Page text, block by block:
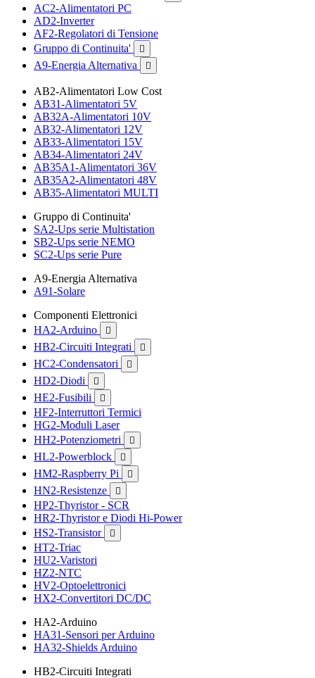
AC2-Alimentatori PC
AD2-Inverter
AF2-Regolatori di Tensione
Gruppo di Continuita'

A9-Energia Alternativa 
AB2-Alimentatori Low Cost
AB31-Alimentatori 5V
AB32A-Alimentatori 10V
AB32-Alimentatori 12V
AB33-Alimentatori 15V
AB34-Alimentatori 24V
AB35A1-Alimentatori 36V
AB35A2-Alimentatori 48V
AB35-Alimentatori MULTI
Gruppo di Continuita'
SA2-Ups serie Multistation
SB2-Ups serie NEMO
SC2-Ups serie Pure
A9-Energia Alternativa
A91-Solare
Componenti Elettronici
HA2-Arduino

HB2-Circuiti Integrati 
HC2-Condensatori 
HD2-Diodi 
HE2-Fusibili 
HF2-Interruttori Termici
HG2-Moduli Laser
HH2-Potenziometri

HL2-Powerblock 
HM2-Raspberry Pi 
HN2-Resistenze 
HP2-Thyristor - SCR
HR2-Thyristor e Diodi Hi-Power
HS2-Transistor

HT2-Triac
HU2-Varistori
HZ2-NTC
HV2-Optoelettronici
HX2-Convertitori DC/DC
HA2-Arduino
HA31-Sensori per Arduino
HA32-Shields Arduino
HB2-Circuiti Integrati